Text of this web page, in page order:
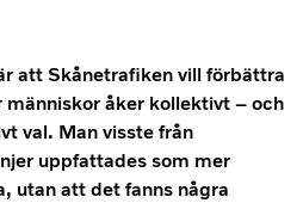
att Skånetrafiken vill förbättra
människor åker kollektivt – och
val. Man visste från
uppfattades som mer
utan att det fanns några